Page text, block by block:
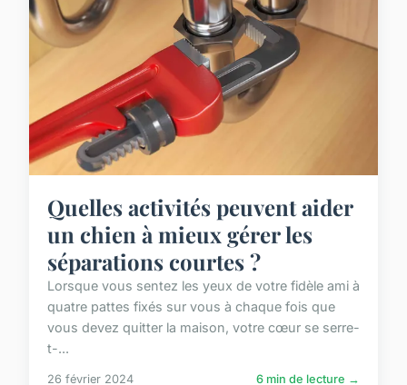
Quelles activités peuvent aider
un chien à mieux gérer les
séparations courtes ?
Lorsque vous sentez les yeux de votre fidèle ami à
quatre pattes fixés sur vous à chaque fois que
vous devez quitter la maison, votre cœur se serre-
t-...
26 février 2024 6 min de lecture →